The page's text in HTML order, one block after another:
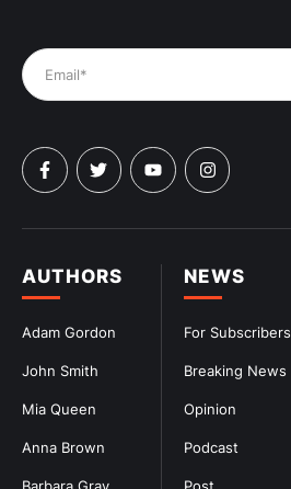
NEWS
For Subscribers
Breaking News
Opinion
Podcast
Post
AUTHORS
Adam Gordon
John Smith
Mia Queen
Anna Brown
Barbara Gray